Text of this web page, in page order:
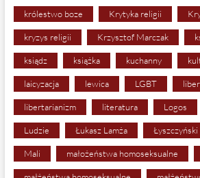
królestwo boze Krytyka religii
kryzys religii Krzysztof Marczak
ksiądz książka kuchanny
laicyzacja lewica LGBT
libertarianizm literatura Logos
Ludzie Łukasz Lamża Łyszczyński
Mali małożeństwa homoseksualne